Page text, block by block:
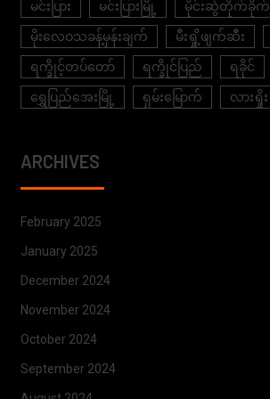
မင်းပြား မင်းပြားမြို့ မိုင်းဆွဲတိုက်ခိုက်
မိုးလေဝသခန့်မှန်းချက် မီးရှို့ဖျက်ဆီး
ရက္ခိုင့်တပ်တော် ရက္ခိုင်ပြည် ရခိုင်
ရွှေပြည်အေးမြို့ ရှမ်းမြောက် လားရှိုး
ARCHIVES
February 2025
January 2025
December 2024
November 2024
October 2024
September 2024